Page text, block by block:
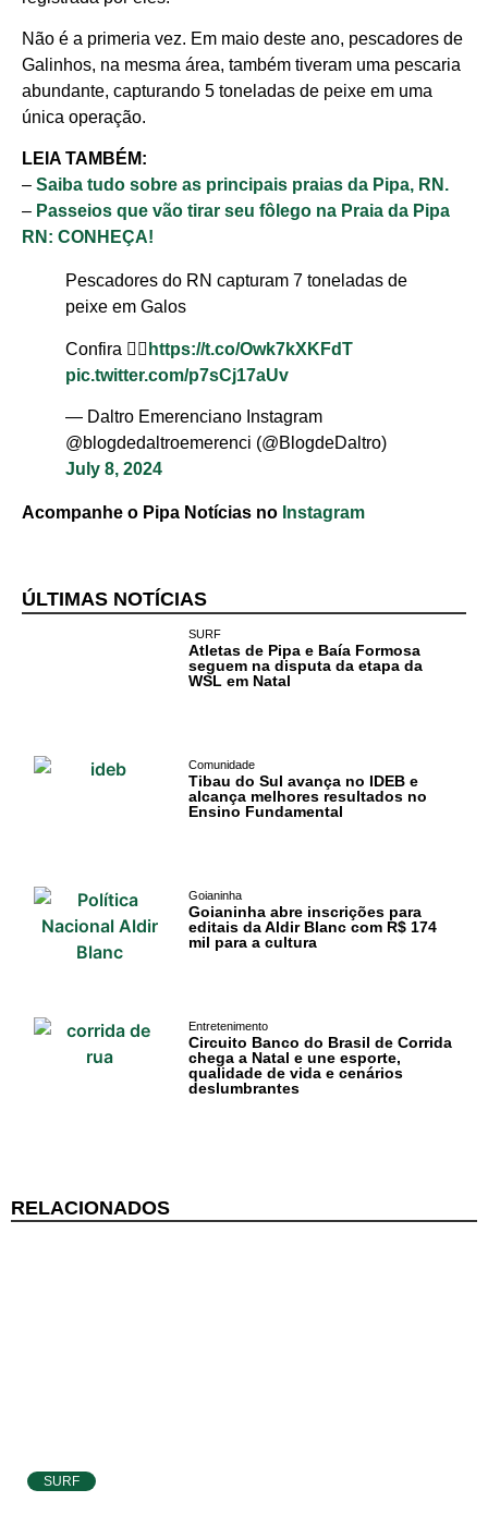
Cotidiano
Não é a primeria vez. Em maio deste ano, pescadores de
Galinhos, na mesma área, também tiveram uma pescaria
abundante, capturando 5 toneladas de peixe em uma
única operação.
LEIA TAMBÉM:
– Saiba tudo sobre as principais praias da Pipa, RN.
– Passeios que vão tirar seu fôlego na Praia da Pipa
RN: CONHEÇA!
Pescadores do RN capturam 7 toneladas de
peixe em Galos
Confira 👇🏽 https://t.co/Owk7kXKFdT
pic.twitter.com/p7sCj17aUv
— Daltro Emerenciano Instagram
@blogdedaltroemerenci (@BlogdeDaltro)
July 8, 2024
Acompanhe o Pipa Notícias no Instagram
ÚLTIMAS NOTÍCIAS
SURF
Atletas de Pipa e Baía Formosa
seguem na disputa da etapa da
WSL em Natal
Comunidade
Tibau do Sul avança no IDEB e
alcança melhores resultados no
Ensino Fundamental
Goianinha
Goianinha abre inscrições para
editais da Aldir Blanc com R$ 174
mil para a cultura
Entretenimento
Circuito Banco do Brasil de Corrida
chega a Natal e une esporte,
qualidade de vida e cenários
deslumbrantes
RELACIONADOS
SURF